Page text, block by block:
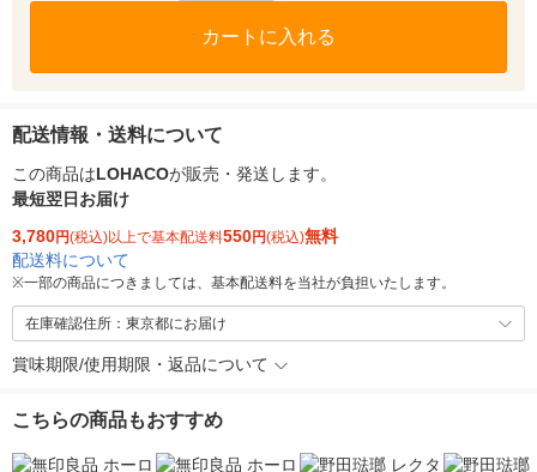
カートに入れる
配送情報・送料について
この商品はLOHACOが販売・発送します。
最短翌日お届け
3,780円(税込)以上で基本配送料550円(税込)無料
配送料について
※一部の商品につきましては、基本配送料を当社が負担いたします。
在庫確認住所：東京都にお届け
賞味期限/使用期限・返品について
こちらの商品もおすすめ